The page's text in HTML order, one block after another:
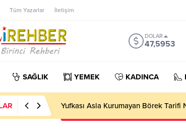
Tüm Yazarlar İletişim
DOLAR
47,5953
SAĞLIK YEMEK KADINCA
Yufkası Asla Kurumayan Börek Tarifi